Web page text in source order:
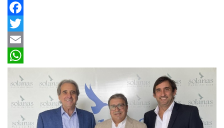
Facebook
Twitter
Email
WhatsApp